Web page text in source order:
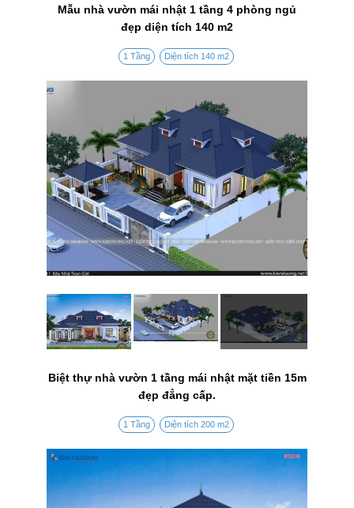
Mẫu nhà vườn mái nhật 1 tầng 4 phòng ngủ
đẹp diện tích 140 m2
1 Tầng Diện tích 140 m2
Biệt thự nhà vườn 1 tầng mái nhật mặt tiền 15m
đẹp đẳng cấp.
1 Tầng Diện tích 200 m2